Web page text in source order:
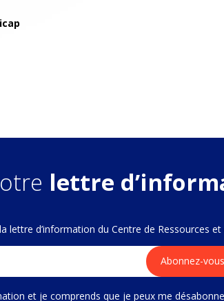
lettre
d’information du Centre de Ressources et
et je comprends que je peux me